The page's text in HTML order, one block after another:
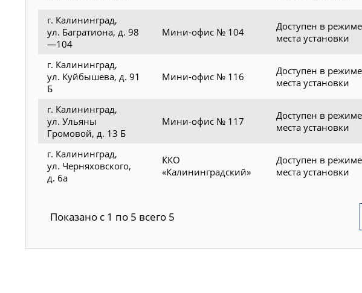
г. Калининград,
ул. Багратиона, д. 98
—104
Мини-офис № 104
Доступен в
места установки
г. Калининград,
ул. Куйбышева, д. 91
Б
Мини-офис № 116
Доступен в
места установки
г. Калининград,
ул. Ульяны
Громовой, д. 13 Б
Мини-офис № 117
Доступен в
места установки
г. Калининград,
ул. Черняховского,
д. 6а
ККО
«Калининградский»
Доступен в
места установки
Показано с 1 по 5 всего 5